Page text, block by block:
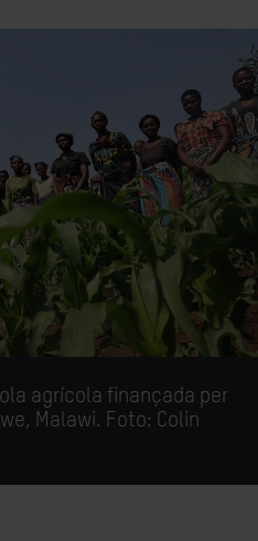
agrícola finançada per
Malawi. Foto: Colin